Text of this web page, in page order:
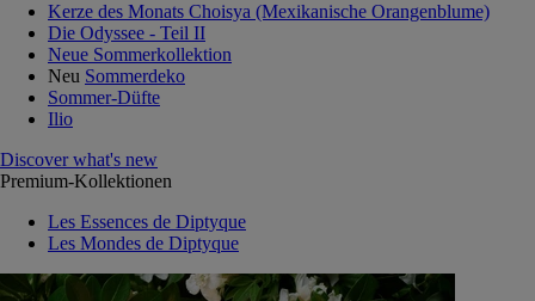
Kerze des Monats Choisya (Mexikanische Orangenblume)
Die Odyssee - Teil II
Neue Sommerkollektion
Neu Sommerdeko
Sommer-Düfte
Ilio
Discover what's new
Premium-Kollektionen
Les Essences de Diptyque
Les Mondes de Diptyque